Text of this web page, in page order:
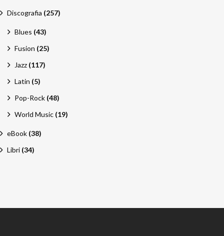
Discografia (257)
Blues (43)
Fusion (25)
Jazz (117)
Latin (5)
Pop-Rock (48)
World Music (19)
eBook (38)
Libri (34)